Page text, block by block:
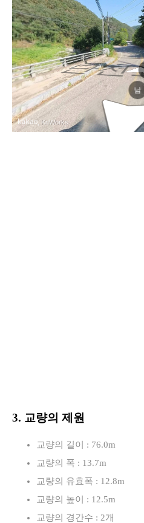
단
단
남
, KnWorks
3. 교량의 제원
교량의 길이 : 76.0m
교량의 폭 : 13.7m
교량의 유효폭 : 12.8m
교량의 높이 : 12.5m
교량의 경간수 : 2개